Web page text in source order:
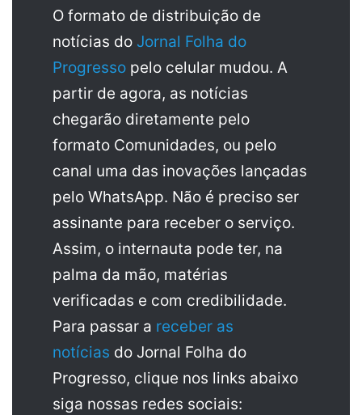
O formato de distribuição de
notícias do Jornal Folha do
Progresso pelo celular mudou. A
partir de agora, as notícias
chegarão diretamente pelo
formato Comunidades, ou pelo
canal uma das inovações lançadas
pelo WhatsApp. Não é preciso ser
assinante para receber o serviço.
Assim, o internauta pode ter, na
palma da mão, matérias
verificadas e com credibilidade.
Para passar a receber as
notícias do Jornal Folha do
Progresso, clique nos links abaixo
siga nossas redes sociais: